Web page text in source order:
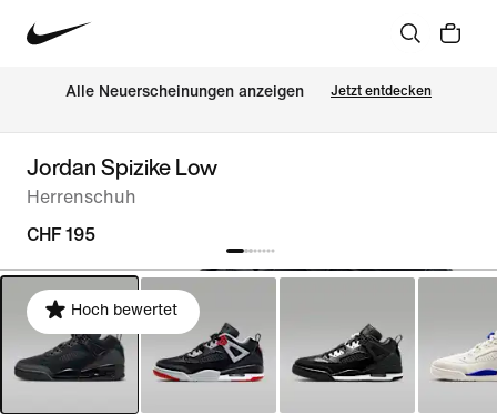
Alle Neuerscheinungen anzeigen Jetzt entdecken
Jordan Spizike Low
Herrenschuh
CHF 195
Hoch bewertet